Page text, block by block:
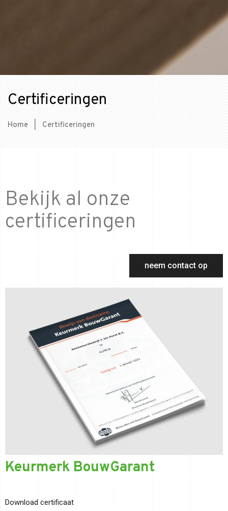
Certificeringen
Home Certificeringen
Bekijk al onze
certificeringen
neem contact op
Keurmerk BouwGarant
Download certificaat